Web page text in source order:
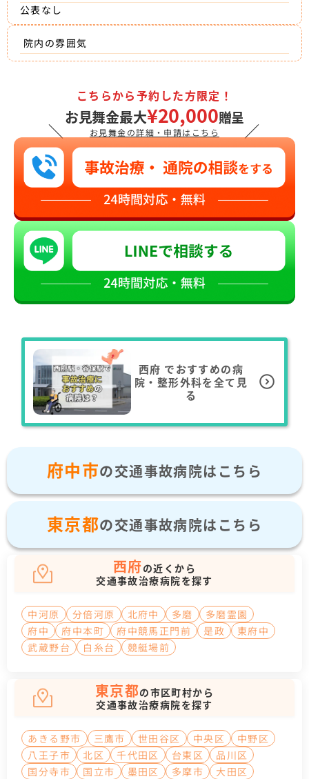
公表なし
院内の雰囲気
＼
こちらから予約した方限定！
お見舞金最大¥20,000贈呈
お見舞金の詳細・申請はこちら ／
西府 でおすすめの病
院・整形外科を全て見
る
府中市の交通事故病院はこちら
東京都の交通事故病院はこちら
西府の近くから
交通事故治療病院を探す
中河原 分倍河原 北府中 多磨
多磨霊園
府中
府中本町 府中競馬正門前 是政
東府中
武蔵野台
白糸台 競艇場前
東京都の市区町村から
交通事故治療病院を探す
あきる野市 三鷹市 世田谷区 中央区
中野区
八王子市
北区 千代田区 台東区
品川区
国分寺市
国立市 墨田区 多摩市
大田区